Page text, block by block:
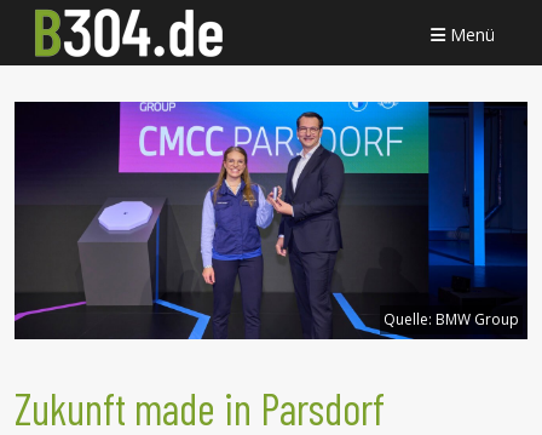
Menü
Quelle: BMW Group
Zukunft made in Parsdorf